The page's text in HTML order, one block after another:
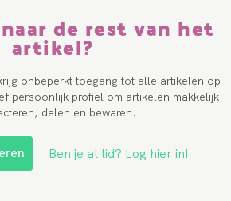
de rest van het
artikel?
onbeperkt toegang tot alle artikelen op
persoonlijk profiel om artikelen makkelijk
delen en bewaren.
Ben je al lid? Log hier in!